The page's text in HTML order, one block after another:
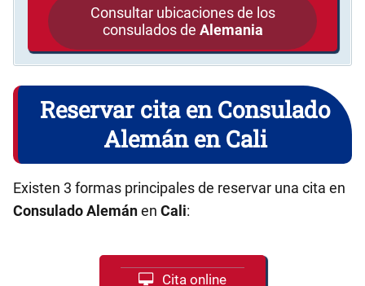
Consultar ubicaciones de los
consulados de Alemania
Reservar cita en Consulado
Alemán en Cali
Existen 3 formas principales de reservar una cita en
Consulado Alemánen Cali:
Cita online